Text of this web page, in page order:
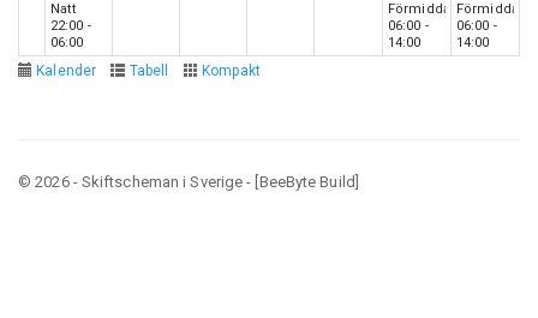
Natt
22:00 -
06:00
Förmiddag
06:00 -
14:00
Förmiddag
06:00 -
14:00
Kalender Tabell Kompakt
© 2026 - Skiftscheman i Sverige - [BeeByte Build]